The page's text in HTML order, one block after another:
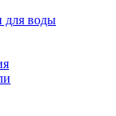
для воды